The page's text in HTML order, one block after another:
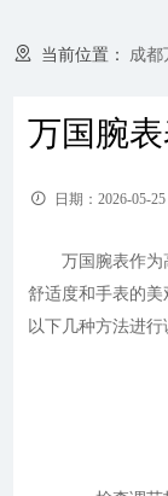
当前位置： 成都
万国腕
日期：2026-05-
万国腕表作为高
舒适度和手表的
以下几种方法进行